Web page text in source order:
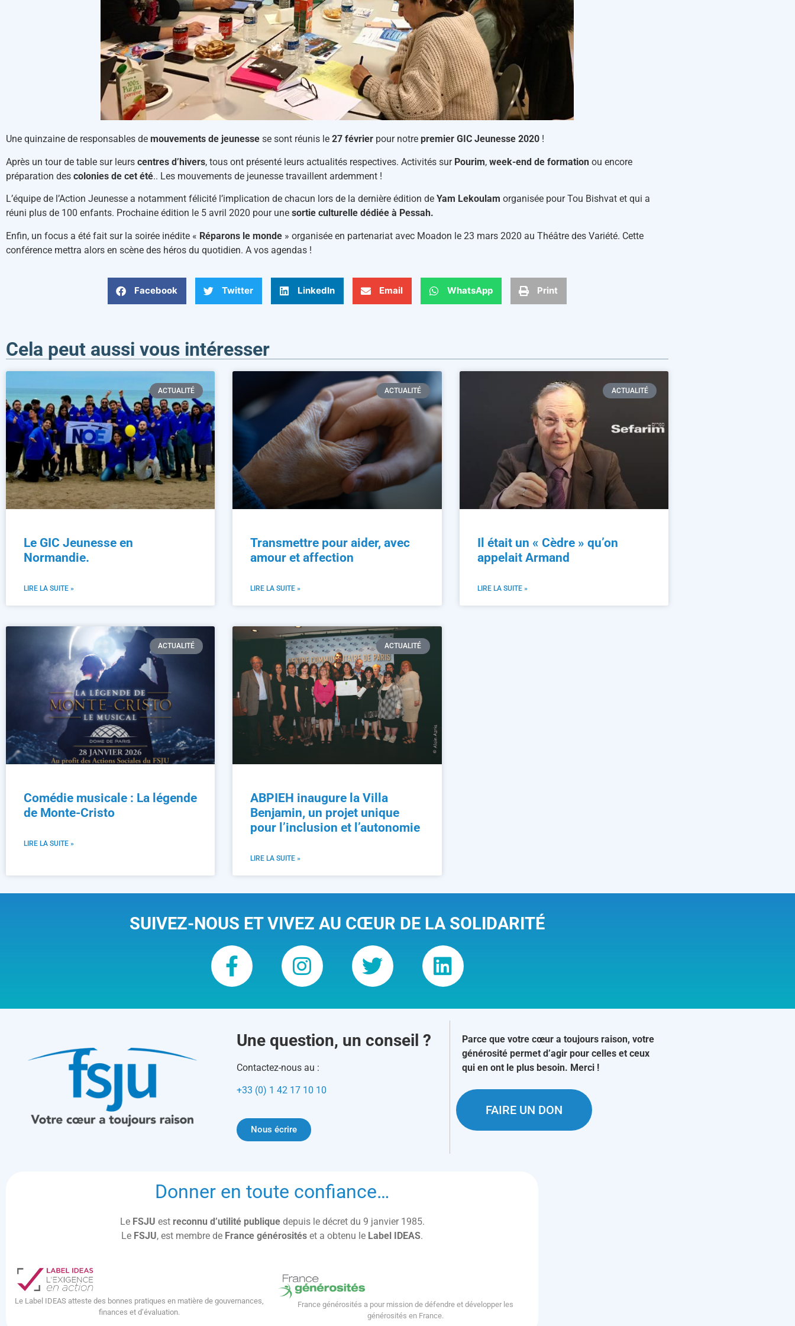
Une quinzaine de responsables de mouvements de jeunesse se sont réunis le 27 février pour notre premier GIC Jeunesse 2020 !
Après un tour de table sur leurs centres d’hivers, tous ont présenté leurs actualités respectives. Activités sur Pourim, week-end de formation ou encore
préparation des colonies de cet été.. Les mouvements de jeunesse travaillent ardemment !
L’équipe de l’Action Jeunesse a notamment félicité l’implication de chacun lors de la dernière édition de Yam Lekoulam organisée pour Tou Bishvat et qui a
réuni plus de 100 enfants. Prochaine édition le 5 avril 2020 pour une sortie culturelle dédiée à Pessah.
Enfin, un focus a été fait sur la soirée inédite « Réparons le monde » organisée en partenariat avec Moadon le 23 mars 2020 au Théâtre des Variété. Cette
conférence mettra alors en scène des héros du quotidien. A vos agendas !
Facebook Twitter LinkedIn Email WhatsApp Print
Cela peut aussi vous intéresser
ACTUALITÉ
Le GIC Jeunesse en
Normandie.
LIRE LA SUITE »
ACTUALITÉ
Transmettre pour aider, avec
amour et affection
LIRE LA SUITE »
ACTUALITÉ
Il était un « Cèdre » qu’on
appelait Armand
LIRE LA SUITE »
ACTUALITÉ
Comédie musicale : La légende
de Monte-Cristo
LIRE LA SUITE »
ACTUALITÉ
ABPIEH inaugure la Villa
Benjamin, un projet unique
pour l’inclusion et l’autonomie
LIRE LA SUITE »
SUIVEZ-NOUS ET VIVEZ AU CŒUR DE LA SOLIDARITÉ
Une question, un conseil ?
Contactez-nous au :
+33 (0) 1 42 17 10 10
Nous écrire
Parce que votre cœur a toujours raison, votre
générosité permet d’agir pour celles et ceux
qui en ont le plus besoin. Merci !
FAIRE UN DON
Donner en toute confiance…
Le FSJU est reconnu d’utilité publique depuis le décret du 9 janvier 1985.
Le FSJU, est membre de France générosités et a obtenu le Label IDEAS.
Le Label IDEAS atteste des bonnes pratiques en matière de gouvernances,
finances et d’évaluation.
France générosités a pour mission de défendre et développer les
générosités en France.